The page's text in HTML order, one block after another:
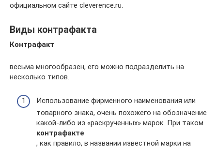
официальном сайте cleverence.ru.
Виды контрафакта
Контрафакт
весьма многообразен, его можно подразделить на
несколько типов.
Использование фирменного наименования или
товарного знака, очень похожего на обозначение
какой-либо из «раскрученных» марок. При таком
контрафакте
, как правило, в названии известной марки на